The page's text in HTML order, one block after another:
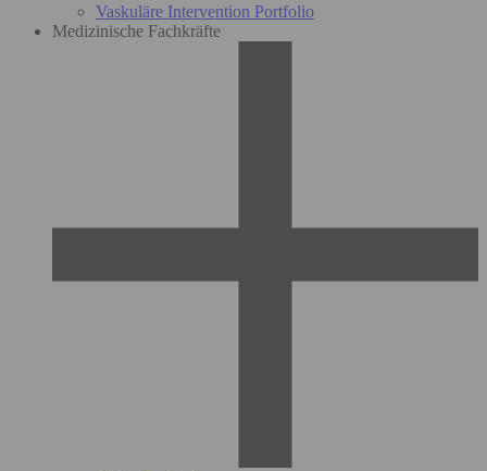
Vaskuläre Intervention Portfolio
Medizinische Fachkräfte